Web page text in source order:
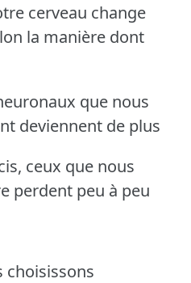
cerveau change
la manière dont
que nous
deviennent de plus
ceux que nous
perdent peu à peu
choisissons